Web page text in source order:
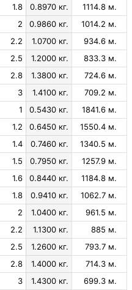
1.8 0.8970 кг.
1114.8 м.
2 0.9860 кг.
1014.2 м.
2.2 1.0700 кг.
934.6 м.
2.5 1.2000 кг.
833.3 м.
2.8 1.3800 кг.
724.6 м.
3 1.4100 кг.
709.2 м.
1 0.5430 кг.
1841.6 м.
1.2 0.6450 кг.
1550.4 м.
1.4 0.7460 кг.
1340.5 м.
1.5 0.7950 кг.
1257.9 м.
1.6 0.8440 кг.
1184.8 м.
1.8 0.9410 кг.
1062.7 м.
2 1.0400 кг.
961.5 м.
2.2 1.1300 кг.
885 м.
2.5 1.2600 кг.
793.7 м.
2.8 1.4000 кг.
714.3 м.
3 1.4300 кг.
699.3 м.